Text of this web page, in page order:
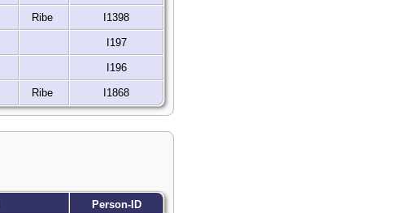
Ribe I1398
I197
I196
Ribe I1868
Person-ID